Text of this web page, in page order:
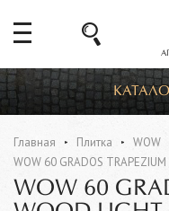
Главная Плитка WOW
WOW 60 GRADOS
WOW 60